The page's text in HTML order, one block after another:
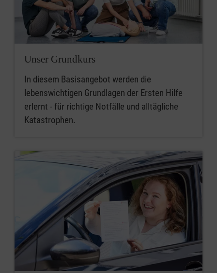
Unser Grundkurs
In diesem Basisangebot werden die
lebenswichtigen Grundlagen der Ersten Hilfe
erlernt - für richtige Notfälle und alltägliche
Katastrophen.